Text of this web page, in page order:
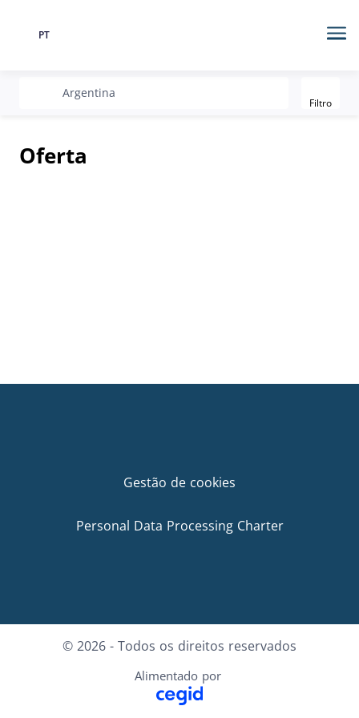
Língua
PT
recherche
Argentina
Filtro
Oferta
Gestão de cookies
Personal Data Processing Charter
© 2026 - Todos os direitos reservados
Alimentado por